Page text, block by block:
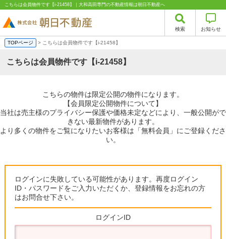
こちらは会員物件です【i-21458】｜大和高田専門の不動産情報は朝日不動産へ
検索 お知らせ
TOPページ > こちらは会員物件です【i-21458】
こちらは会員物件です【i-21458】
こちらの物件は限定公開の物件になります。
【会員限定公開物件について】
当社は売主様のプライバシー保護や価格未定などにより、一般公開がで
きない最新物件があります。
より多くの物件をご覧になりたいお客様は「無料会員」にご登録くださ
い。
ログインに失敗している可能性があります。再度ログイン
ID・パスワードをご入力いただくか、登録情報をお忘れの方
はお問合せ下さい。
ログインID